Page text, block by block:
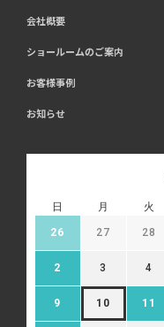
会社概要
ショールームのご案内
お客様事例
お知らせ
日 月 火
26 27 28
2 3 4
9 10 11